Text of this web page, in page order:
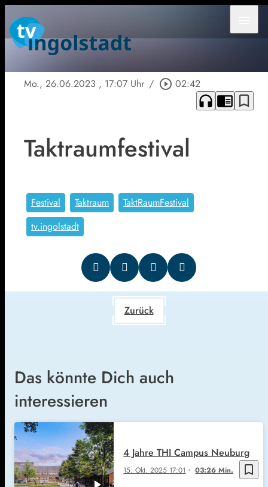
Mo., 26.06.2023 , 17:07 Uhr / play_circle_outline 02:42
headphones chrome_reader_mode bookmark_border
Taktraumfestival
Festival Taktraum
TaktRaumFestival
tv.ingolstadt
Zurück
Das könnte Dich auch
interessieren
bookmark_border
15. Okt. 2025 17:01 03:26 Min.
4 Jahre THI Campus Neuburg